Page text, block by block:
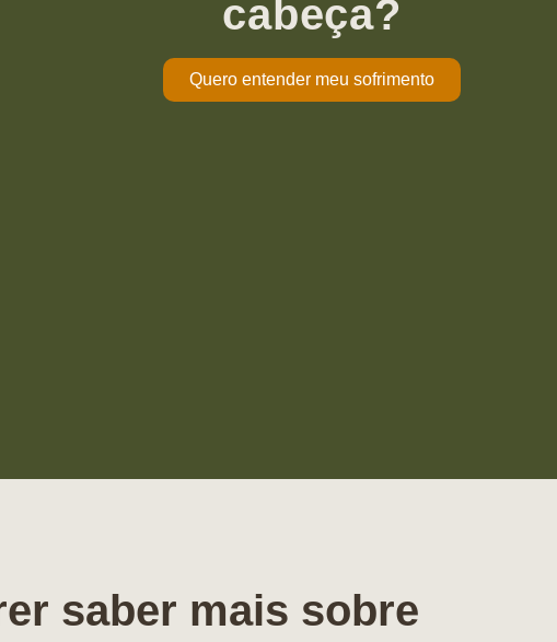
cabeça?
Quero entender meu sofrimento
saber mais sobre